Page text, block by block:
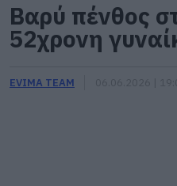
Βαρύ πένθος
52χρονη
EVIMA TEAM